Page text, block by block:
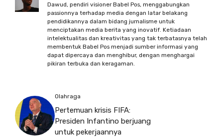
Dawud, pendiri visioner Babel Pos, menggabungkan
passionnya terhadap media dengan latar belakang
pendidikannya dalam bidang jurnalisme untuk
menciptakan media berita yang inovatif. Ketiadaan
intelektualitas dan kreativitas yang tak terbatasnya telah
membentuk Babel Pos menjadi sumber informasi yang
dapat dipercaya dan menghibur, dengan menghargai
pikiran terbuka dan keragaman.
Olahraga
Pertemuan krisis FIFA:
Presiden Infantino berjuang
untuk pekerjaannya